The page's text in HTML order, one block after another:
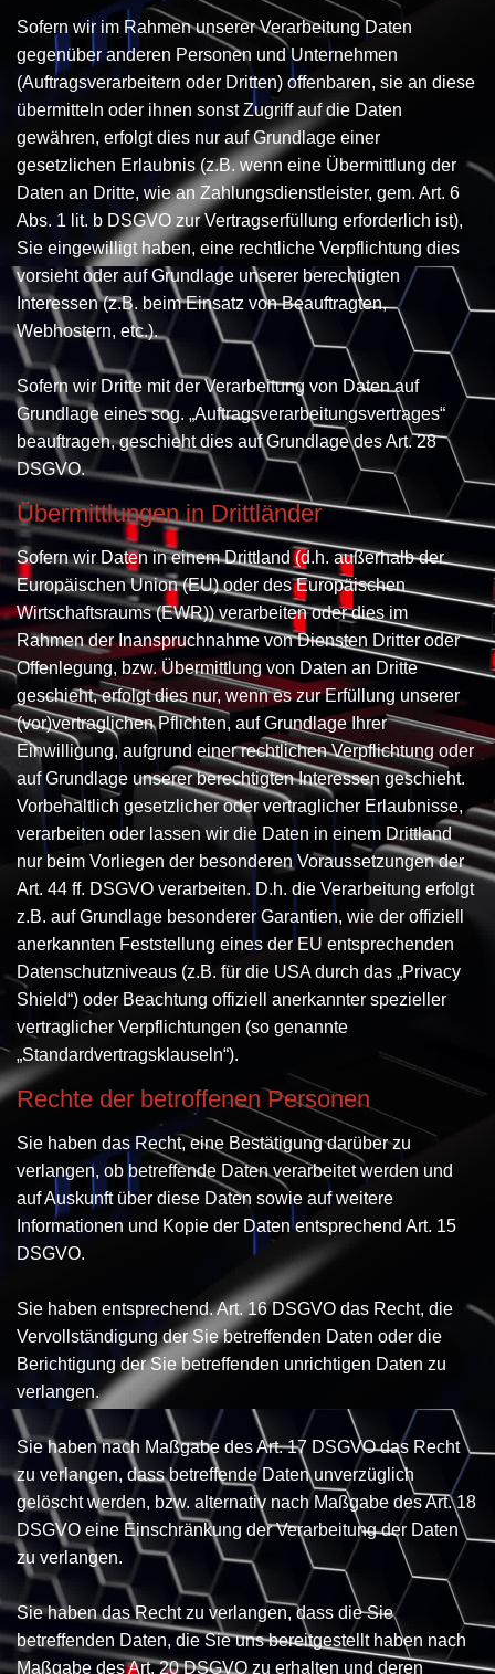
Sofern wir im Rahmen unserer Verarbeitung Daten
gegenüber anderen Personen und Unternehmen
(Auftragsverarbeitern oder Dritten) offenbaren, sie an diese
übermitteln oder ihnen sonst Zugriff auf die Daten
gewähren, erfolgt dies nur auf Grundlage einer
gesetzlichen Erlaubnis (z.B. wenn eine Übermittlung der
Daten an Dritte, wie an Zahlungsdienstleister, gem. Art. 6
Abs. 1 lit. b DSGVO zur Vertragserfüllung erforderlich ist),
Sie eingewilligt haben, eine rechtliche Verpflichtung dies
vorsieht oder auf Grundlage unserer berechtigten
Interessen (z.B. beim Einsatz von Beauftragten,
Webhostern, etc.).
Sofern wir Dritte mit der Verarbeitung von Daten auf
Grundlage eines sog. „Auftragsverarbeitungsvertrages“
beauftragen, geschieht dies auf Grundlage des Art. 28
DSGVO.
Übermittlungen in Drittländer
Sofern wir Daten in einem Drittland (d.h. außerhalb der
Europäischen Union (EU) oder des Europäischen
Wirtschaftsraums (EWR)) verarbeiten oder dies im
Rahmen der Inanspruchnahme von Diensten Dritter oder
Offenlegung, bzw. Übermittlung von Daten an Dritte
geschieht, erfolgt dies nur, wenn es zur Erfüllung unserer
(vor)vertraglichen Pflichten, auf Grundlage Ihrer
Einwilligung, aufgrund einer rechtlichen Verpflichtung oder
auf Grundlage unserer berechtigten Interessen geschieht.
Vorbehaltlich gesetzlicher oder vertraglicher Erlaubnisse,
verarbeiten oder lassen wir die Daten in einem Drittland
nur beim Vorliegen der besonderen Voraussetzungen der
Art. 44 ff. DSGVO verarbeiten. D.h. die Verarbeitung erfolgt
z.B. auf Grundlage besonderer Garantien, wie der offiziell
anerkannten Feststellung eines der EU entsprechenden
Datenschutzniveaus (z.B. für die USA durch das „Privacy
Shield“) oder Beachtung offiziell anerkannter spezieller
vertraglicher Verpflichtungen (so genannte
„Standardvertragsklauseln“).
Rechte der betroffenen Personen
Sie haben das Recht, eine Bestätigung darüber zu
verlangen, ob betreffende Daten verarbeitet werden und
auf Auskunft über diese Daten sowie auf weitere
Informationen und Kopie der Daten entsprechend Art. 15
DSGVO.
Sie haben entsprechend. Art. 16 DSGVO das Recht, die
Vervollständigung der Sie betreffenden Daten oder die
Berichtigung der Sie betreffenden unrichtigen Daten zu
verlangen.
Sie haben nach Maßgabe des Art. 17 DSGVO das Recht
zu verlangen, dass betreffende Daten unverzüglich
gelöscht werden, bzw. alternativ nach Maßgabe des Art. 18
DSGVO eine Einschränkung der Verarbeitung der Daten
zu verlangen.
Sie haben das Recht zu verlangen, dass die Sie
betreffenden Daten, die Sie uns bereitgestellt haben nach
Maßgabe des Art. 20 DSGVO zu erhalten und deren